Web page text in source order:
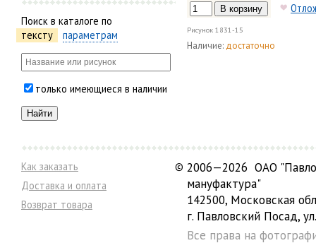
Поиск в каталоге по
тексту
параметрам
только имеющиеся в наличии
Рисунок 1831-15
Наличие: достаточно
Как заказать
Доставка и оплата
Возврат товара
© 2006—2026 ОАО
мануфактура"
142500, Московская
г. Павловский Посад,
Все права на